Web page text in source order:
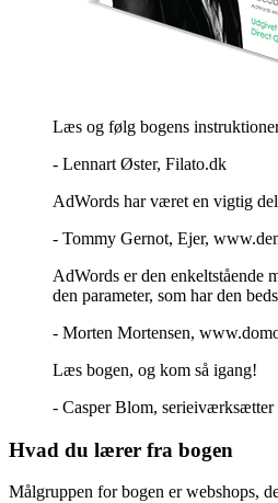
Læs og følg bogens
- Lennart Øster, Filato.dk
AdWords har været en vigtig
- Tommy Gernot, Ejer,
AdWords er den enkeltstående
den parameter, som har den
- Morten Mortensen,
Læs bogen, og kom så igang!
- Casper Blom, serieiværksætter
Hvad du lærer fra bogen
Målgruppen for bogen er webshops,